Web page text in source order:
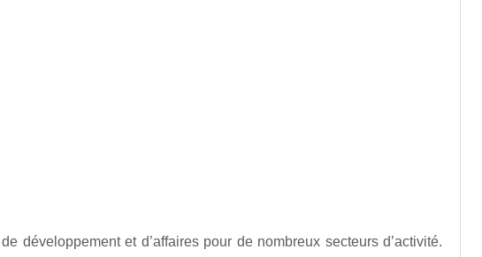
développement et d’affaires pour de nombreux secteurs d’activité.